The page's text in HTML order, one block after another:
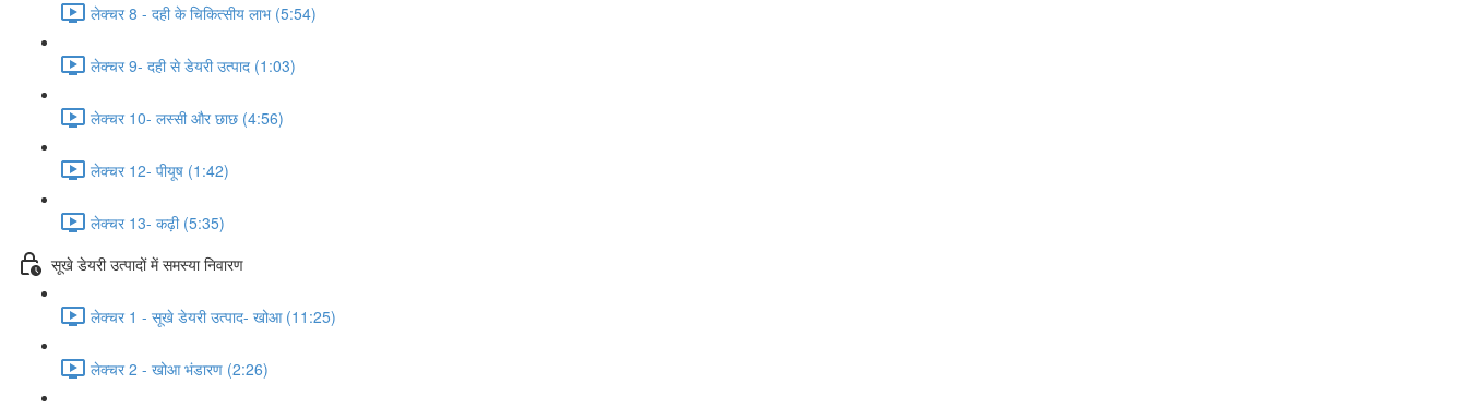
लेक्चर 8 - दही के चिकित्सीय लाभ (5:54)
लेक्चर 9- दही से डेयरी उत्पाद (1:03)
लेक्चर 10- लस्सी और छाछ (4:56)
लेक्चर 12- पीयूष (1:42)
लेक्चर 13- कढ़ी (5:35)
सूखे डेयरी उत्पादों में समस्या निवारण
लेक्चर 1 - सूखे डेयरी उत्पाद- खोआ (11:25)
लेक्चर 2 - खोआ भंडारण (2:26)